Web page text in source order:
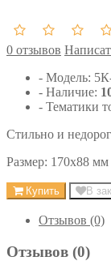
0 отзывов
- Модель:
- Наличие:
- Тематики
Стильно и
Размер: 170х88 мм
Купить В
Отзывов (0)
Отзывов (0)